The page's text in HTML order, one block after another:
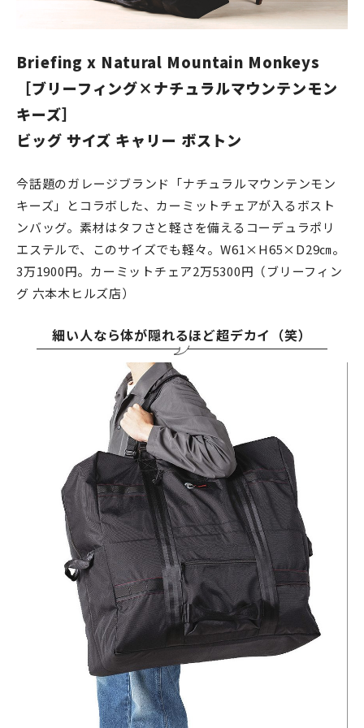
Briefing x Natural Mountain Monkeys
［ブリーフィング×ナチュラルマウンテンモン
キーズ］
ビッグ サイズ キャリー ボストン
今話題のガレージブランド「ナチュラルマウンテンモン
キーズ」とコラボした、カーミットチェアが入るボスト
ンバッグ。素材はタフさと軽さを備えるコーデュラポリ
エステルで、このサイズでも軽々。W61×H65×D29㎝。
3万1900円。カーミットチェア2万5300円（ブリーフィン
グ 六本木ヒルズ店）
細い人なら体が隠れるほど超デカイ（笑）